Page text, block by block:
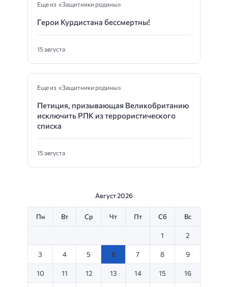
Еще из «Защитники родины»
Герои Курдистана бессмертны!
15 августа
Еще из «Защитники родины»
Петиция, призывающая Великобританию
исключить РПК из террористического
списка
15 августа
Август 2026
Пн Вт Ср Чт Пт Сб Вс
1 2
3 4 5 6 7 8 9
10 11 12 13 14 15 16